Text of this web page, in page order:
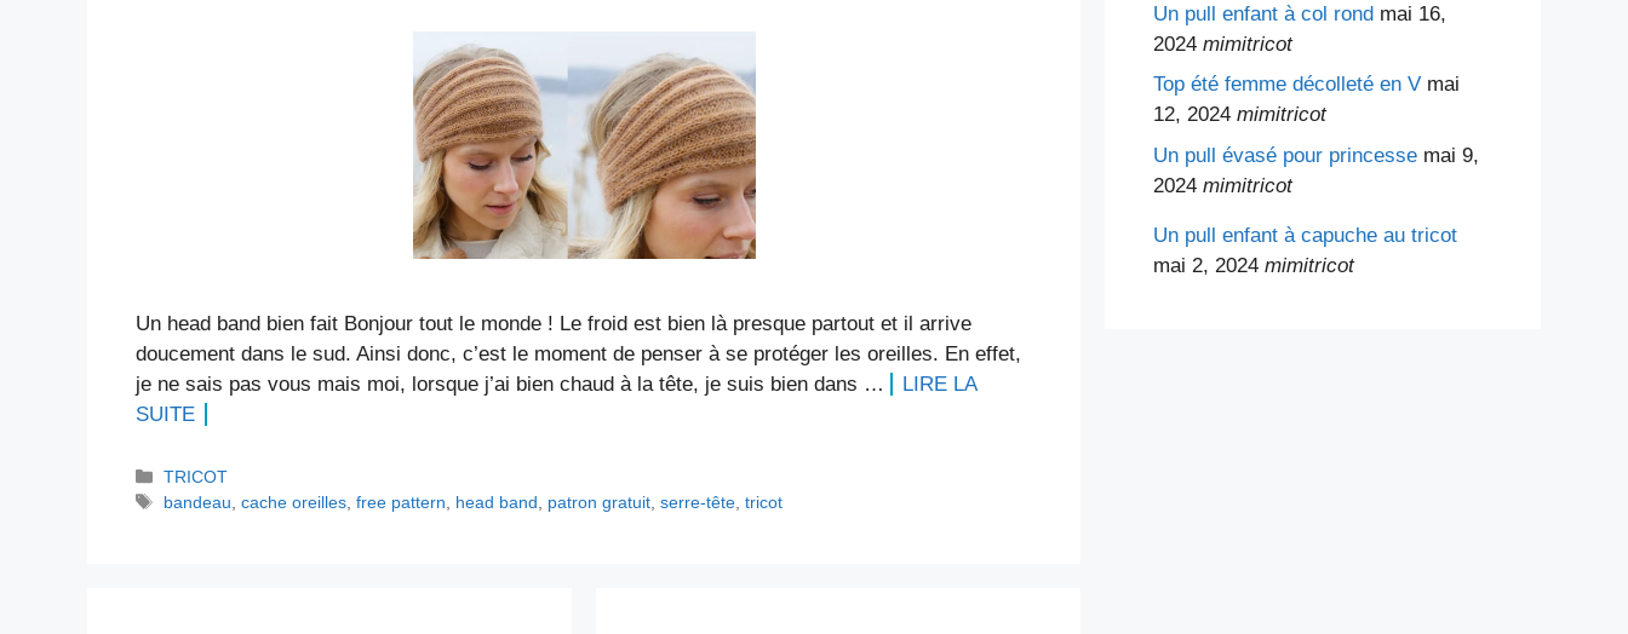
Un head band bien fait Bonjour tout le monde ! Le froid est bien là presque partout et il arrive
doucement dans le sud. Ainsi donc, c’est le moment de penser à se protéger les oreilles. En effet,
je ne sais pas vous mais moi, lorsque j’ai bien chaud à la tête, je suis bien dans …
LIRE LA
SUITE
Catégories
TRICOT
Étiquettes
bandeau ,cache oreilles ,free pattern head band patron gratuit ,serre-tête ,tricot
Un pull enfant à col rond mai 16,
2024 mimitricot
Top été femme décolleté en V mai
12, 2024 mimitricot
Un pull évasé pour princesse mai 9,
2024 mimitricot
Un pull enfant à capuche au tricot
mai 2, 2024 mimitricot